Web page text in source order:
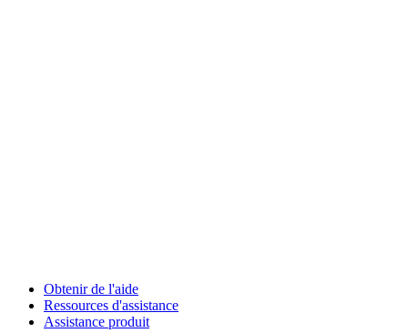
Obtenir de l'aide
Ressources d'assistance
Assistance produit